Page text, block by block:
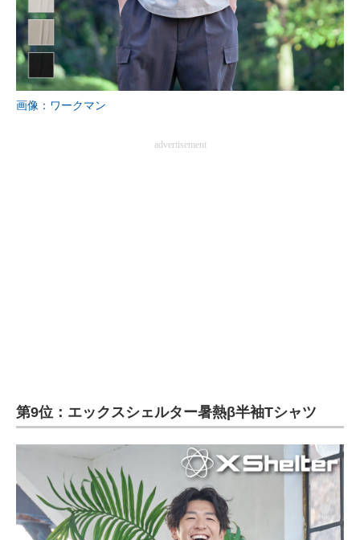
ITエンジニア向け専門サイト
企業向けIT製品の総合サイト
画像：ワークマン
advertisement
第9位：エックスシェルター暑熱β半袖Tシャツ